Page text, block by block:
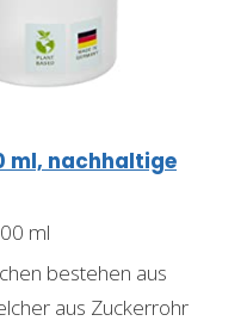
ml, nachhaltige
ml
bestehen aus
aus Zuckerrohr